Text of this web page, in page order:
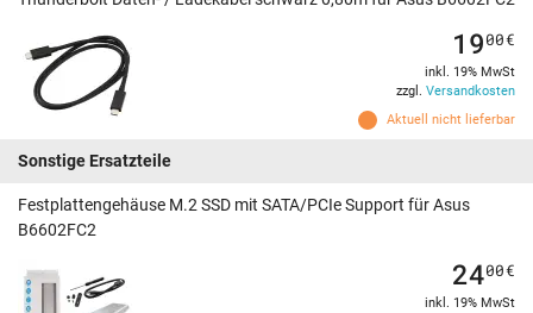
Aktuell nicht lieferbar
1900€
inkl. 19% MwSt
zzgl. Versandkosten
Sonstige Ersatzteile
Festplattengehäuse M.2 SSD mit SATA/PCIe Support für Asus
B6602FC2
2400€
inkl. 19% MwSt